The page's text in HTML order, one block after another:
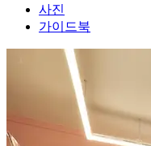
사진
가이드북